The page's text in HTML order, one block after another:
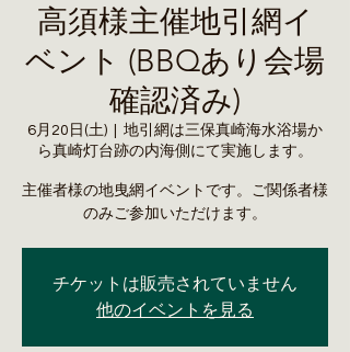
高須様主催地引網イ
ベント (BBQあり会場
確認済み)
6月20日(土)
地引網は三保真崎海水浴場か
ら真崎灯台跡の内海側にて実施します。
主催者様の地曳網イベントです。ご関係者様
のみご参加いただけます。
チケットは販売されていません
他のイベントを見る